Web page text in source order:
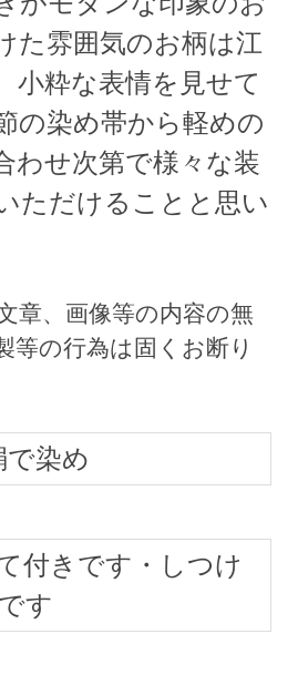
た雰囲気のお柄は江
小粋な表情を見せて
の染め帯から軽めの
わせ次第で様々な装
ただけることと思い
で染め
付きです・しつけ
す